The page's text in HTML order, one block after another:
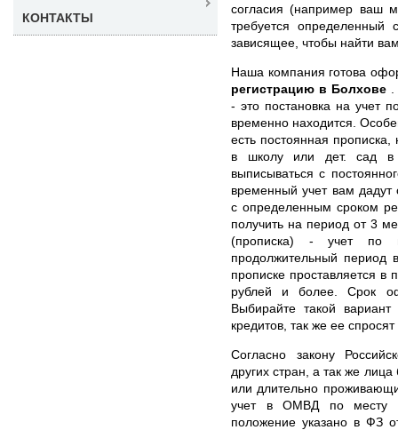
согласия (например ваш
требуется
зависящее, чтобы найти
Наша компания готова
регистрацию в Болхове
- это постановка на учет
временно находится.
есть постоянная
в школу или дет. сад в
выписываться с
временный учет вам дадут
с определенным сроком
получить на период от 3
(прописка) - учет по
продолжительный
прописке проставляется
рублей и более. Срок
Выбирайте такой
кредитов, так же ее
Согласно закону
других стран, а так же
или длительно
учет в ОМВД по месту
положение указано в ФЗ
КОНТАКТЫ